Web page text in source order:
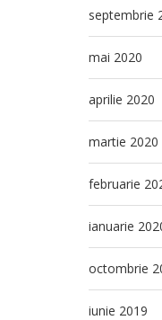
septembrie
mai 2020
aprilie 2020
martie 2020
februarie
ianuarie
octombrie
iunie 2019